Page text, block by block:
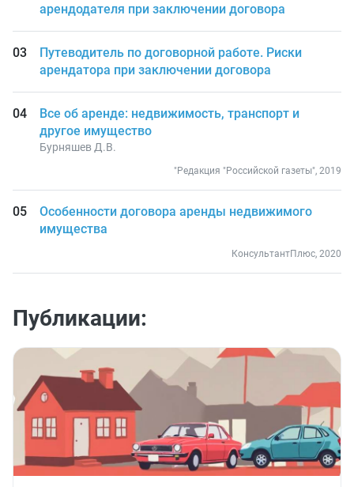
арендодателя при заключении договора
Путеводитель по договорной работе. Риски
арендатора при заключении договора
Все об аренде: недвижимость, транспорт и
другое имущество
Бурняшев Д.В.
"Редакция "Российской газеты", 2019
Особенности договора аренды недвижимого
имущества
КонсультантПлюс, 2020
Публикации: